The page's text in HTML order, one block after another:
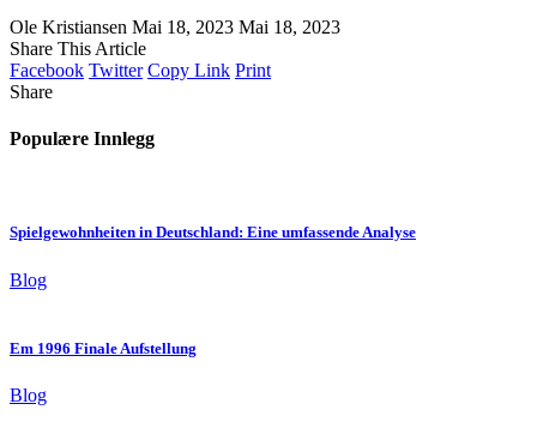
Ole Kristiansen Mai 18, 2023 Mai 18, 2023
Share This Article
Facebook Twitter Copy Link Print
Share
Populære Innlegg
Spielgewohnheiten in Deutschland: Eine umfassende Analyse
Blog
Em 1996 Finale Aufstellung
Blog